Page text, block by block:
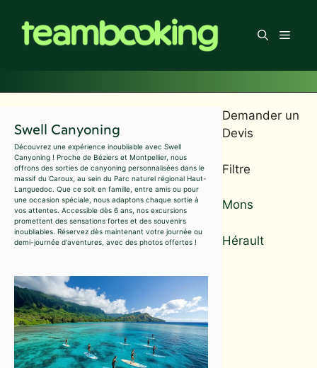
contenu
Menu
Swell Canyoning
Découvrez une expérience inoubliable avec Swell
Canyoning ! Proche de Béziers et Montpellier, nous
offrons des sorties de canyoning personnalisées dans le
massif du Caroux, au sein du Parc naturel régional Haut-
Languedoc. Que ce soit en famille, entre amis ou pour
une occasion spéciale, nous adaptons chaque sortie à
vos attentes. Accessible dès 6 ans, nos excursions
promettent des sensations fortes et des souvenirs
inoubliables. Réservez dès maintenant votre journée ou
demi-journée d'aventures, avec des photos offertes !
Demander un
Devis
Filtre
Mons
Hérault